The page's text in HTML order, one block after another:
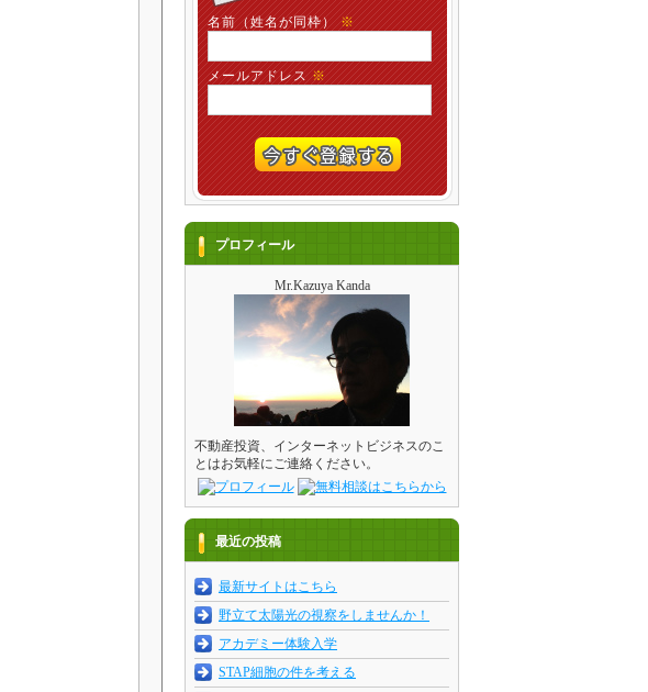
名前（姓名が同枠）※
メールアドレス※
プロフィール
Mr.Kazuya Kanda
不動産投資、インターネットビジネスのこ
とはお気軽にご連絡ください。
最近の投稿
最新サイトはこちら
野立て太陽光の視察をしませんか！
アカデミー体験入学
STAP細胞の件を考える